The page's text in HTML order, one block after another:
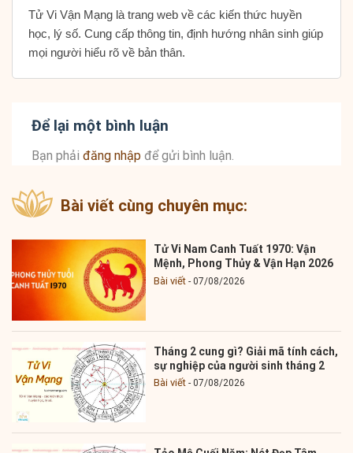
Tử Vi Vận Mạng là trang web về các kiến thức huyền
học, lý số. Cung cấp thông tin, định hướng nhân sinh giúp
mọi người hiểu rõ về bản thân.
Để lại một bình luận
Bạn phải đăng nhập để gửi bình luận.
Bài viết cùng chuyên mục:
Tử Vi Nam Canh Tuất 1970: Vận
Mệnh, Phong Thủy & Vận Hạn 2026
Bài viết 07/08/2026
Tháng 2 cung gì? Giải mã tính cách,
sự nghiệp của người sinh tháng 2
Bài viết 07/08/2026